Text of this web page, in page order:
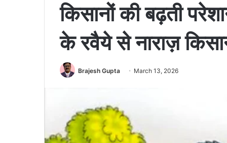
किसानों की बढ़ती
के रवैये से नाराज़
Brajesh Gupta March 13, 2026